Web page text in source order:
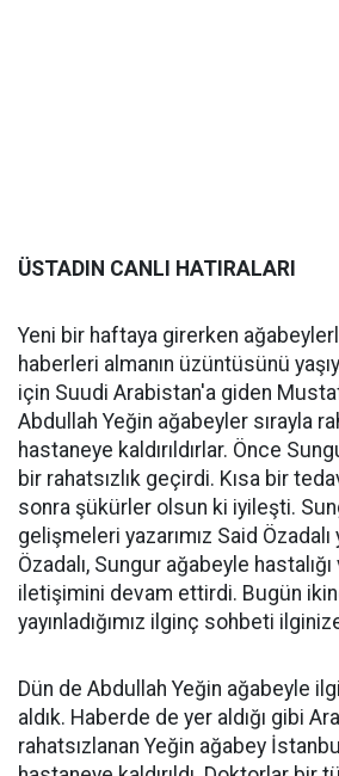
ÜSTADIN CANLI HATIRALARI
Yeni bir haftaya girerken
haberleri almanın üzüntüsünü
için Suudi Arabistan'a giden
Abdullah Yeğin ağabeyler sırayla
hastaneye kaldırıldırlar. Önce
bir rahatsızlık geçirdi. Kısa bir
sonra şükürler olsun ki iyileşti.
gelişmeleri yazarımız Said
Özadalı, Sungur ağabeyle
iletişimini devam ettirdi. Bugün
yayınladığımız ilginç sohbeti
Dün de Abdullah Yeğin ağabeyle
aldık. Haberde de yer aldığı gibi
rahatsızlanan Yeğin ağabey